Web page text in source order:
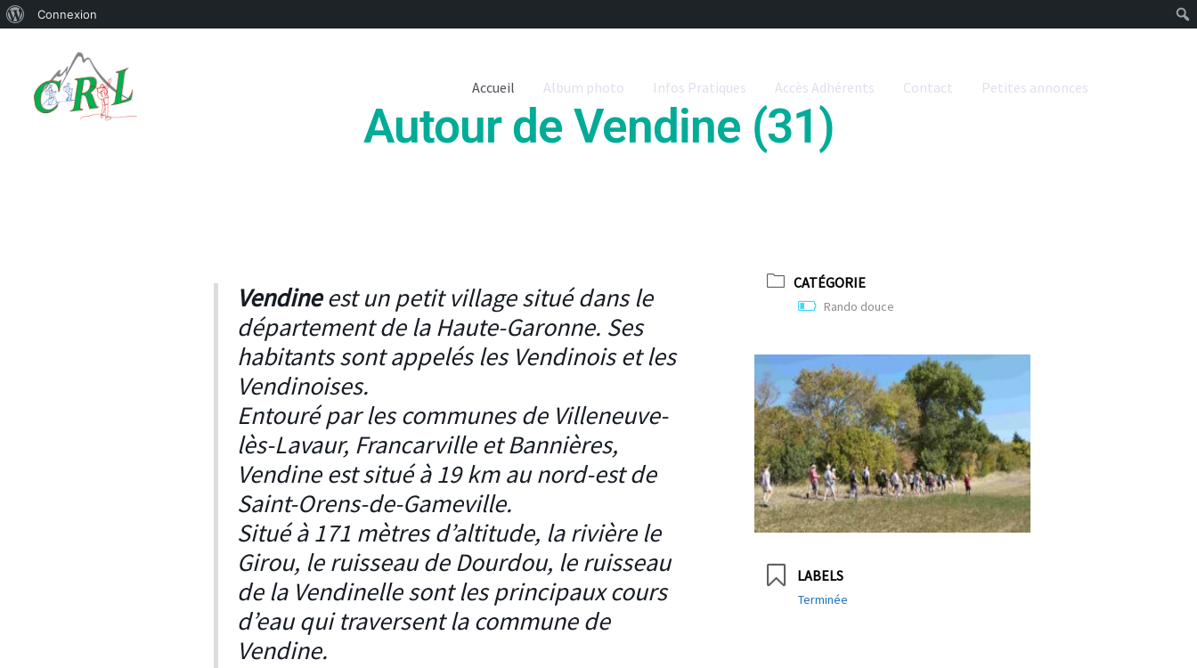
WordPress
Connexion
contenu
Accueil Album photo Infos Pratiques Accès Adhérents Contact Petites annonces
Autour de Vendine (31)
Vendineest un petit village situé dans le
département de la Haute-Garonne. Ses
habitants sont appelés les Vendinois et les
Vendinoises.
Entouré par les communes de Villeneuve-
lès-Lavaur, Francarville et Bannières,
Vendine est situé à 19 km au nord-est de
Saint-Orens-de-Gameville.
Situé à 171 mètres d’altitude, la rivière le
Girou, le ruisseau de Dourdou, le ruisseau
de la Vendinelle sont les principaux cours
d’eau qui traversent la commune de
Vendine.
CATÉGORIE
Rando douce
LABELS
Terminée